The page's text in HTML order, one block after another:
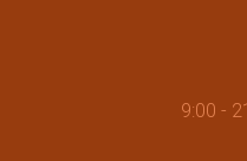
9:00 -